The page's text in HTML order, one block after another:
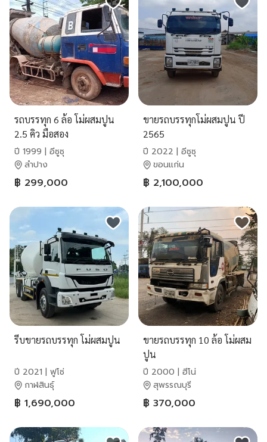
รถบรรทุก 6 ล้อ โม่ผสมปูน
2.5 คิว มือสอง
ปี 1999 | อีซูซุ
ลำปาง
฿ 299,000
ขายรถบรรทุกโม่ผสมปูน ปี
2565
ปี 2022 | อีซูซุ
ขอนแก่น
฿ 2,100,000
รีบขายรถบรรทุก โม่ผสมปูน
ปี 2021 | ฟูโซ่
กาฬสินธุ์
฿ 1,690,000
ขายรถบรรทุก 10 ล้อ โม่ผสม
ปูน
ปี 2000 | ฮีโน่
สุพรรณบุรี
฿ 370,000